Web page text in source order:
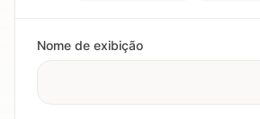
Nome de exibição